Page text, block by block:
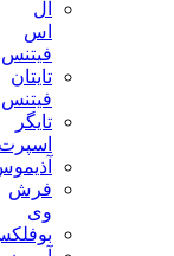
فیتنس
تایتان
فیتنس
تایگر
اسپرت
آذیموس
فرش
بوفلکس